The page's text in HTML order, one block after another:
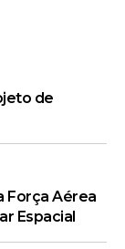
de
Força Aérea
Espacial